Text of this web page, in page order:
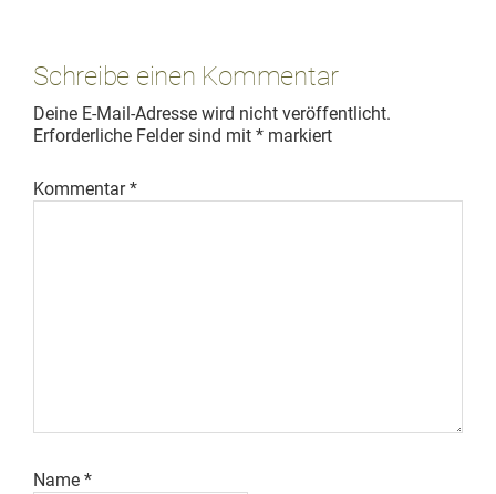
Interaktionen
Schreibe einen Kommentar
Deine E-Mail-Adresse wird nicht veröffentlicht.
Erforderliche Felder sind mit * markiert
Kommentar*
Name *